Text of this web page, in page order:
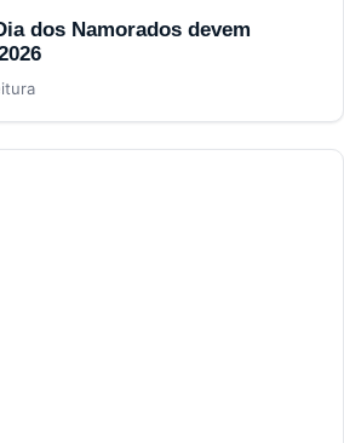
dos Namorados devem